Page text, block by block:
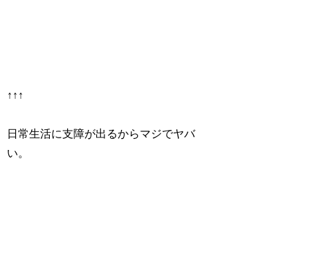
↑↑↑
日常生活に支障が出るからマジでヤバ
い。